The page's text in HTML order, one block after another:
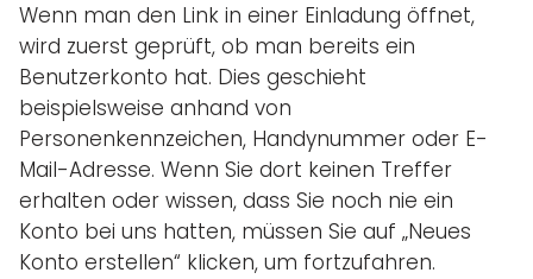
Wenn man den Link in einer Einladung öffnet,
wird zuerst geprüft, ob man bereits ein
Benutzerkonto hat. Dies geschieht
beispielsweise anhand von
Personenkennzeichen, Handynummer oder E-
Mail-Adresse. Wenn Sie dort keinen Treffer
erhalten oder wissen, dass Sie noch nie ein
Konto bei uns hatten, müssen Sie auf „Neues
Konto erstellen“ klicken, um fortzufahren.